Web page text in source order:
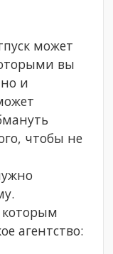
может
вы
и
чтобы не
которым
агентство: